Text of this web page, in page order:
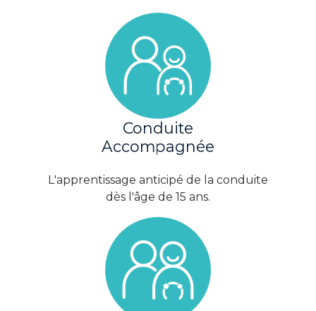
Conduite
Accompagnée
L'apprentissage anticipé de la conduite
dès l'âge de 15 ans.